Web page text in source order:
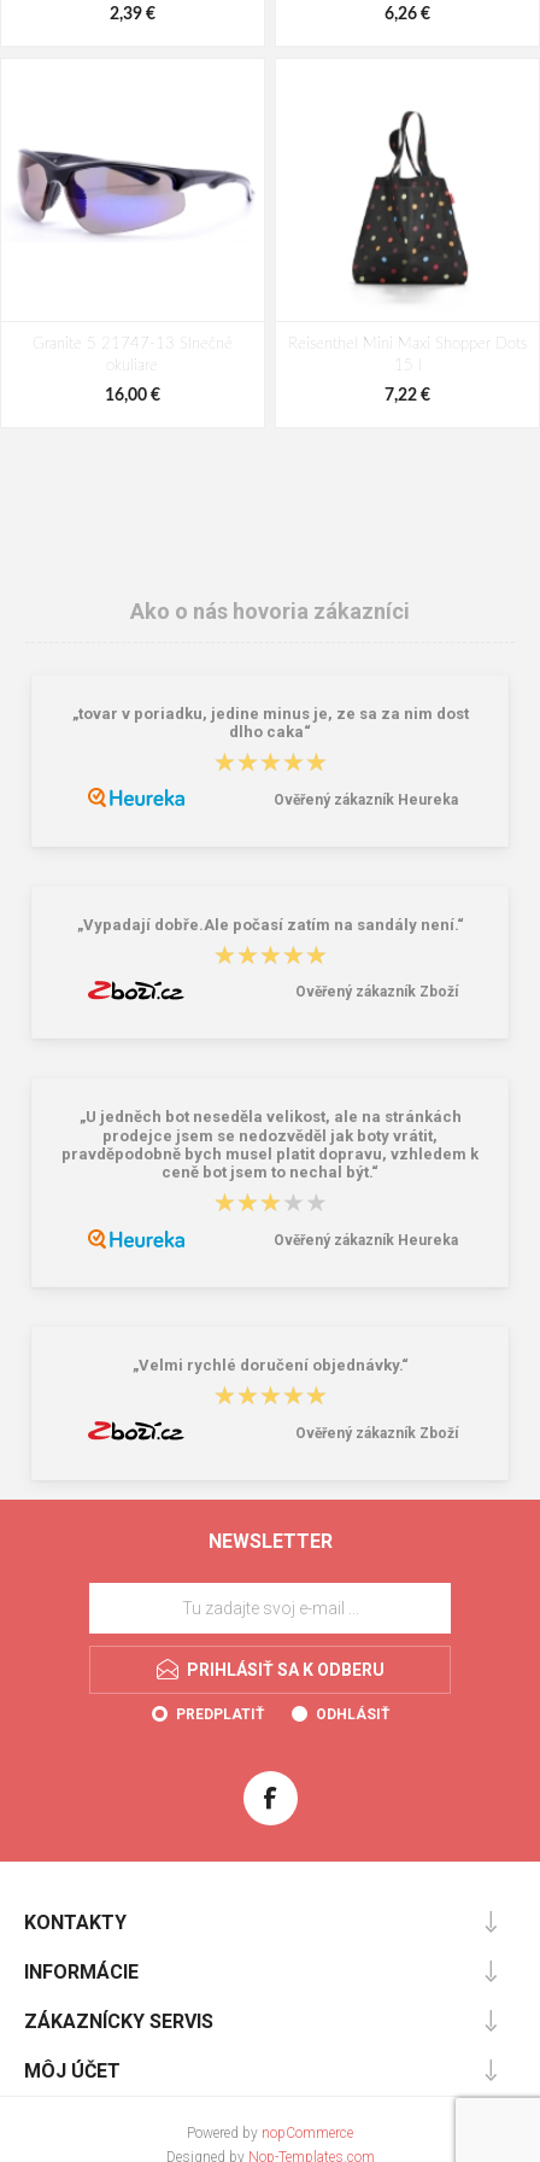
2,39 € 6,26 €
Granite 5 21747-13 Slnečné
okuliare
16,00 €
Reisenthel Mini Maxi Shopper Dots
15 l
7,22 €
Lee Cooper LCW-26-07-4152M
Dámske gumáky DEMAR RAINNY
Ako o nás hovoria zákazníci
„tovar v poriadku, jedine minus je, ze sa za nim dost
dlho caka“
★★★★★
★★★★★
Ověřený zákazník Heureka
„Vypadají dobře.Ale počasí zatím na sandály není.“
★★★★★
★★★★★
Ověřený zákazník Zboží
„U jedněch bot neseděla velikost, ale na stránkách
prodejce jsem se nedozvěděl jak boty vrátit,
pravděpodobně bych musel platit dopravu, vzhledem k
ceně bot jsem to nechal být.“
★★★★★
★★★★★
Ověřený zákazník Heureka
„Velmi rychlé doručení objednávky.“
★★★★★
★★★★★
Ověřený zákazník Zboží
NEWSLETTER
PRIHLÁSIŤ SA K ODBERU
PREDPLATIŤ ODHLÁSIŤ
KONTAKTY
INFORMÁCIE
ZÁKAZNÍCKY SERVIS
MÔJ ÚČET
Powered by nopCommerce
Designed by Nop-Templates.com